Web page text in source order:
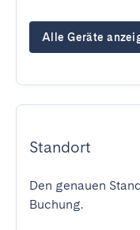
Alle Geräte
Standort
Den genauen
Buchung.